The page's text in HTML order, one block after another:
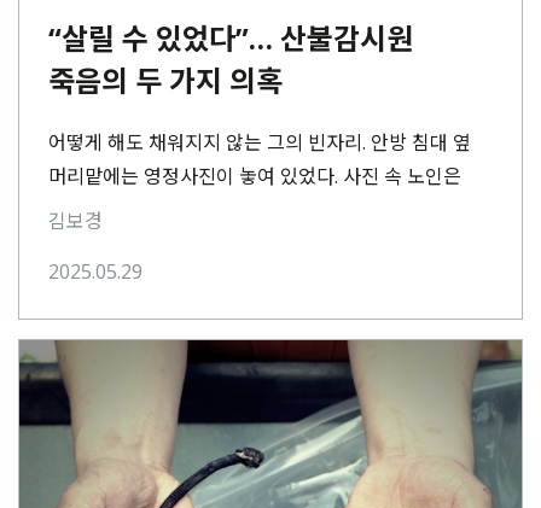
“살릴 수 있었다”… 산불감시원
죽음의 두 가지 의혹
어떻게 해도 채워지지 않는 그의 빈자리. 안방 침대 옆
머리맡에는 영정사진이 놓여 있었다. 사진 속 노인은
양복을 입고 미소를 띠었다.⋯
김보경
2025.05.29